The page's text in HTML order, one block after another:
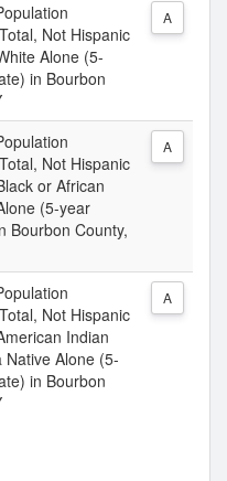
Not Hispanic
Alone (5-
in Bourbon
A
Not Hispanic
or African
(5-year
Bourbon County,
A
Not Hispanic
Indian
Native Alone (5-
in Bourbon
A